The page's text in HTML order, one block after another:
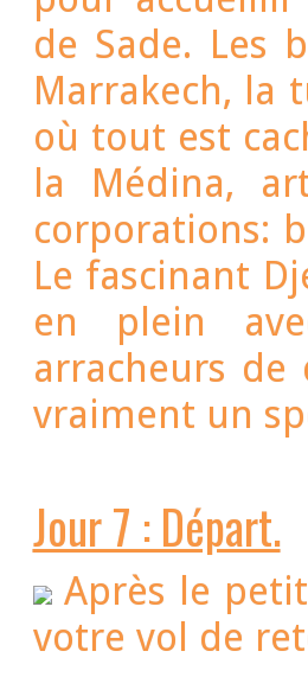
de Sade. Les
Marrakech, la
où tout est
la Médina,
corporations:
Le fascinant
en plein
arracheurs de
vraiment un
Jour 7 : Départ.
Après le
votre vol de